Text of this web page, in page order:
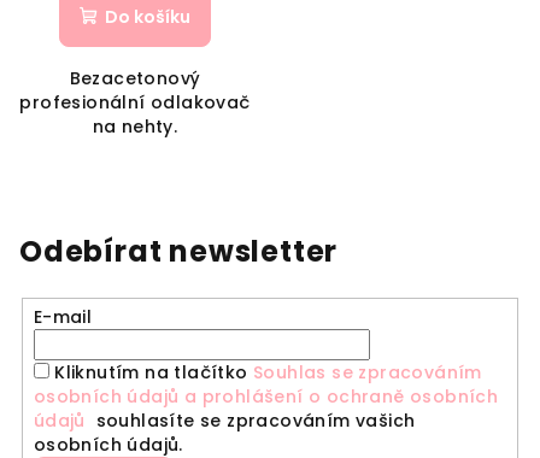
Do košíku
Bezacetonový
profesionální odlakovač
na nehty.
Odebírat newsletter
E-mail
Kliknutím na tlačítko Souhlas se zpracováním
osobních údajů a prohlášení o ochraně osobních
údajů souhlasíte se zpracováním vašich
osobních údajů.